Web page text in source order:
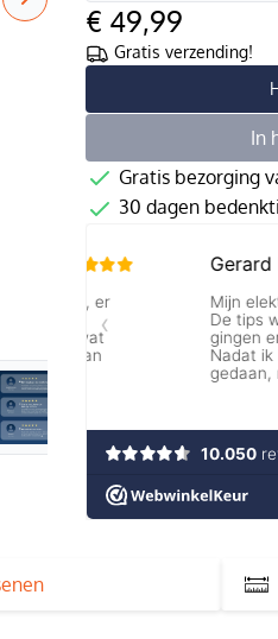
€ 49,99
Gratis verzending!
In
Gratis bezorging
30 dagen